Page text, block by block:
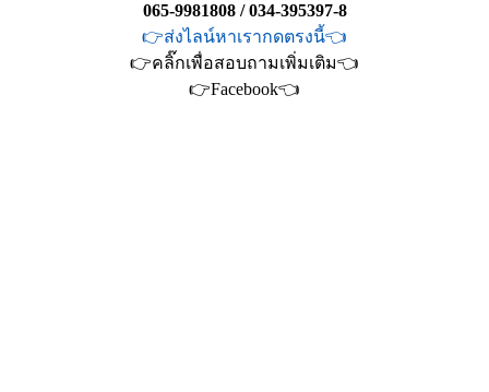
065-9981808 / 034-395397-8
👉ส่งไลน์หาเรากดตรงนี้👈
👉คลิ๊กเพื่อสอบถามเพิ่มเติม👈
👉Facebook👈